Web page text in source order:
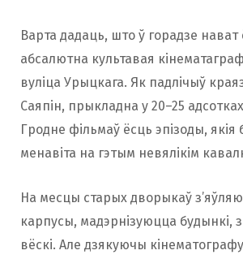
Варта дадаць, што ў горадзе нават
абсалютна культавая
вуліца Урыцкага. Як падлічыў
Саяпін, прыкладна у 20–25
Гродне фільмаў ёсць эпізоды, якія
менавіта на гэтым невялікім
На месцы старых дворыкаў
карпусы, мадэрнізуюцца будынкі,
вёскі. Але дзякуючы